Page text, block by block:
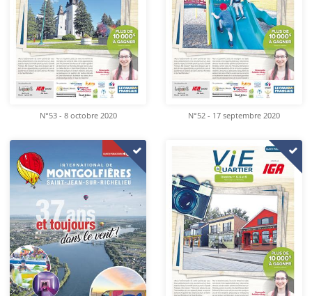
N°53 - 8 octobre 2020 N°52 - 17 septembre 2020